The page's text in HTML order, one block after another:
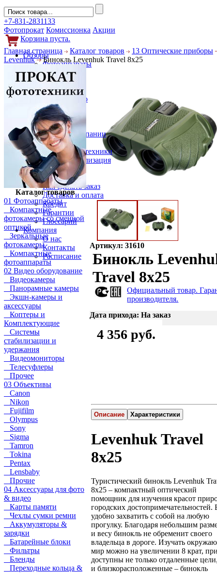
+7-831-2831133
Фотопрокат Комиссионка Акции
Корзина пуста.
Обзоры
Фотоаппараты
Объективы
Фильтры
Новости
Фото и видео
Гаджеты
Аксессуары
Слухи
Новости компании
Услуги
Прокат фототехники
Выкуп и реализация
Покупателям
Акции
Как сделать заказ
Доставка и оплата
Кредит
Гарантии
Глоссарий
Компания
О нас
Контакты
Расписание
Главная страница Каталог товаров
13 Оптические приборы
Levenhuk
Бинокль Levenhuk Travel 8x25
Каталог товаров
01 Фотоаппараты
Компактные
фотокамеры со сменной
оптикой
Зеркальные
фотокамеры
Компактные
фотоаппараты
02 Видео оборудование
Видеокамеры
Панорамные камеры
Экшн-камеры и
аксессуары
Коптеры и
Комплектующие
Системы
стабилизации и
удержания
Видеомониторы
Телесуфлеры
Прочее
03 Объективы
Canon
Nikon
Fujifilm
Olympus
Sony
Sigma
Tamron
Tokina
Pentax
Lensbaby
Прочие
04 Аксессуары для фото
& видео
Карты памяти
Чехлы сумки ремни
Аккумуляторы &
зарядки
Батарейные блоки
Фильтры
Бленды
Переходные кольца &
Артикул: 31610
Бинокль
Travel 8x25
Официальный товар.
производителя.
Дата прихода: На заказ
4 356 руб.
Описание Характеристики
Levenhuk Travel
8x25
Туристический бинокль Levenhuk
8x25 – компактный оптический
помощник для изучения красот
городских достопримечательностей.
удобно захватить с собой на любую
прогулку. Благодаря небольшим
и весу бинокль не обременит своего
владельца в дороге. Изучать
мир можно на увеличении 8 крат,
доступны не только отдаленные
и близкорасположенные – бинокль